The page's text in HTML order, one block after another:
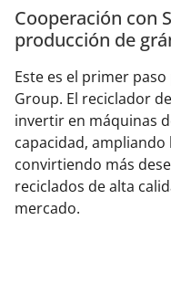
Cooperación con
producción de
Este es el primer
Group. El reciclador
invertir en máquinas
capacidad, ampliando
convirtiendo más
reciclados de alta
mercado.